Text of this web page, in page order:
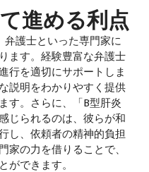
進める利点
護士といった専門家に
ます。経験豊富な弁護士
行を適切にサポートしま
説明をわかりやすく提供
す。さらに、「B型肝炎
じられるのは、彼らが和
し、依頼者の精神的負担
家の力を借りることで、
ができます。